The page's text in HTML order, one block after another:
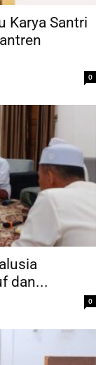
Karya Santri
0
dan...
0